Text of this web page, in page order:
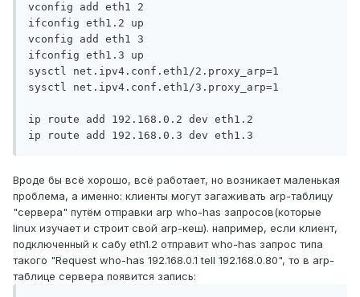
vconfig add eth1 2
ifconfig eth1.2 up
vconfig add eth1 3
ifconfig eth1.3 up
sysctl net.ipv4.conf.eth1/2.proxy_arp=1
sysctl net.ipv4.conf.eth1/3.proxy_arp=1
ip route add 192.168.0.2 dev eth1.2
Вроде бы всё хорошо, всё работает, но возникает маленькая
проблема, а именно: клиенты могут загаживать arp-таблицу
"сервера" путём отправки arp who-has запросов(которые
linux изучает и строит свой arp-кеш). например, если клиент,
подключенный к сабу eth1.2 отправит who-has запрос типа
такого "Request who-has 192.168.0.1 tell 192.168.0.80", то в arp-
таблице сервера появится запись: